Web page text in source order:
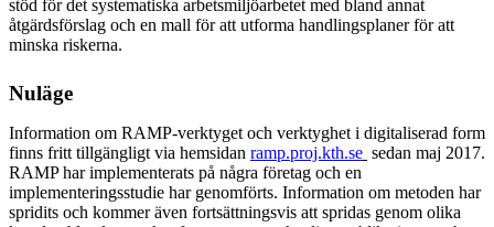
stöd för det systematiska arbetsmiljöarbetet med bland annat
åtgärdsförslag och en mall för att utforma handlingsplaner för att
minska riskerna.
Nuläge
Information om RAMP-verktyget och verktyghet i digitaliserad form
finns fritt tillgängligt via hemsidan ramp.proj.kth.se sedan maj 2017.
RAMP har implementerats på några företag och en
implementeringsstudie har genomförts. Information om metoden har
spridits och kommer även fortsättningsvis att spridas genom olika